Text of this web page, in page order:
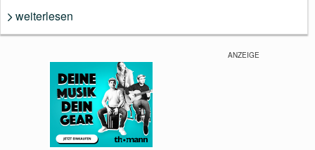
weiterlesen